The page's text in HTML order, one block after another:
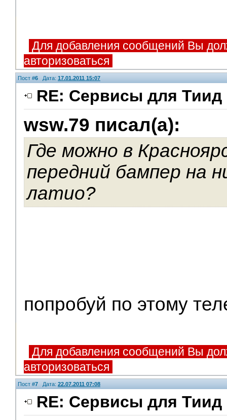
Для добавления сообщений Вы
авторизоваться
Пост #6 Дата: 17.01.2011 15:07
RE: Сервисы для Тиид
wsw.79 писал(а):
Где можно в
передний бампер на
латио?
попробуй по этому
Для добавления сообщений Вы
авторизоваться
Пост #7 Дата: 22.07.2011 07:08
RE: Сервисы для Тиид